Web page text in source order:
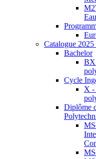
Catalogue
Bachelor
BX
Cycle
X -
Diplôme